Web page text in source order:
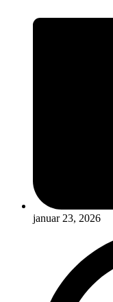
januar 23, 2026